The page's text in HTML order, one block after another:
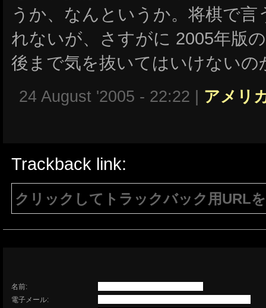
うか、なんというか。将棋で
れないが、さすがに 2005年版
後まで気を抜いてはいけないの
24 August '2005 - 22:22 | アメリ
Trackback link:
クリックしてトラックバック用URL
名前:
電子メール: